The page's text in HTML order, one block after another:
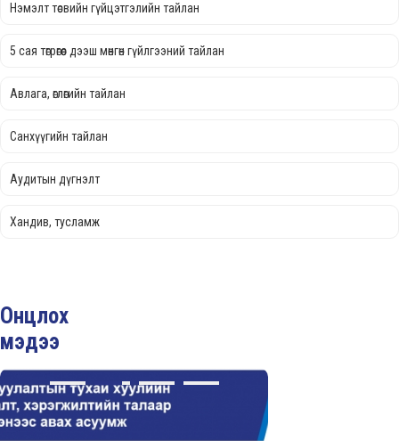
Нэмэлт төсвийн гүйцэтгэлийн тайлан
5 сая төгрөгөөс дээш мөнгөн гүйлгээний тайлан
Авлага, өглөгийн тайлан
Санхүүгийн тайлан
Аудитын дүгнэлт
Хандив, тусламж
Онцлох
мэдээ